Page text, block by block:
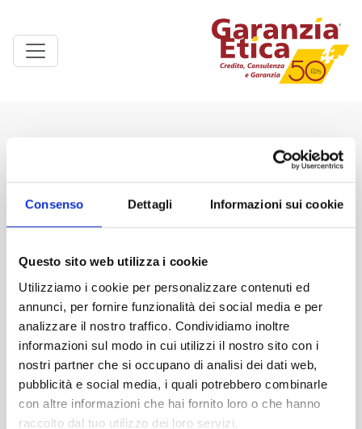
Consenso Dettagli Informazioni sui cookie
Questo sito web utilizza i cookie
Utilizziamo i cookie per personalizzare contenuti ed
annunci, per fornire funzionalità dei social media e per
analizzare il nostro traffico. Condividiamo inoltre
informazioni sul modo in cui utilizzi il nostro sito con i
nostri partner che si occupano di analisi dei dati web,
pubblicità e social media, i quali potrebbero combinarle
con altre informazioni che hai fornito loro o che hanno
raccolto dal tuo utilizzo dei loro servizi.
Linkedin
Facebook
INDIRIZZO
Via Nervi 18 - Z.I. Casic est
09067 Elmas (CA)
N. Verde 800 899 200
Tel. 070.2113201
segreteria@garanziaetica.it
PAGINE